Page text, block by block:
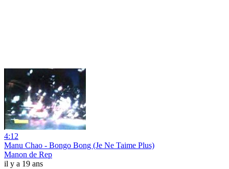
4:12
Manu Chao - Bongo Bong (Je Ne Taime Plus)
Manon de Rep
il y a 19 ans